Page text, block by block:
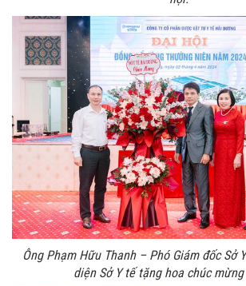
Ông Phạm Hữu Thanh – Phó Giám đốc Sở
diện Sở Y tế tặng hoa chúc